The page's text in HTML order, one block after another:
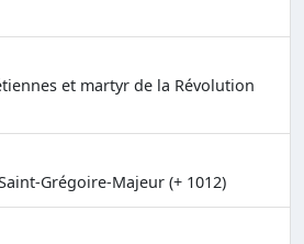
et martyr de la Révolution
Grégoire-Majeur (+ 1012)